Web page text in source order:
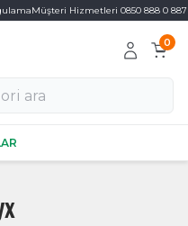
Müşteri Hizmetleri 0850 888 0 887
0